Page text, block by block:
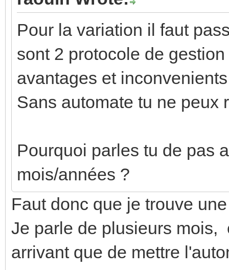
Pour la variation il faut
sont 2 protocole de
avantages et
Sans automate tu ne peux
Pourquoi parles tu de pas
mois/années ?
Faut donc que je trouve
Je parle de plusieurs mois,
arrivant que de mettre